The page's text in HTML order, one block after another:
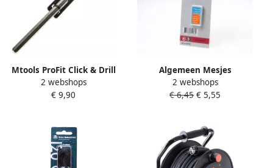
Mtools ProFit Click & Drill
HSS centreerboor met
zeskant 8 mm. |
2 webshops
€ 9,90
Algemeen Mesjes
v.combischaaf david (10st)
2 webshops
€ 6,45 € 5,55